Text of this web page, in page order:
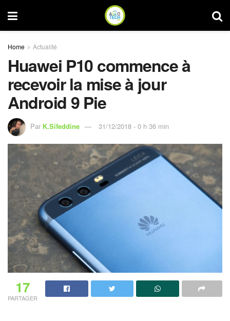
Home Actualité
Huawei P10 commence à
recevoir la mise à jour
Android 9 Pie
Par K.Sifeddine 31/12/2018 - 0 h 36 min
17
PARTAGER